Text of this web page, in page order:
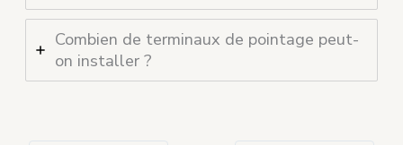
Combien de terminaux de pointage peut-
on installer ?